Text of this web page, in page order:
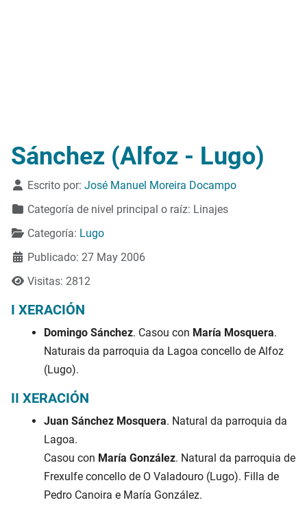
Sánchez (Alfoz - Lugo)
Detalles
Escrito por: José Manuel Moreira Docampo
Categoría de nivel principal o raíz: Linajes
Categoría: Lugo
Publicado: 27 May 2006
Visitas: 2812
I XERACIÓN
Domingo Sánchez. Casou con María Mosquera.
Naturais da parroquia da Lagoa concello de Alfoz
(Lugo).
II XERACIÓN
Juan Sánchez Mosquera. Natural da parroquia da
Lagoa.
Casou con María González. Natural da parroquia de
Frexulfe concello de O Valadouro (Lugo). Filla de
Pedro Canoira e María González.